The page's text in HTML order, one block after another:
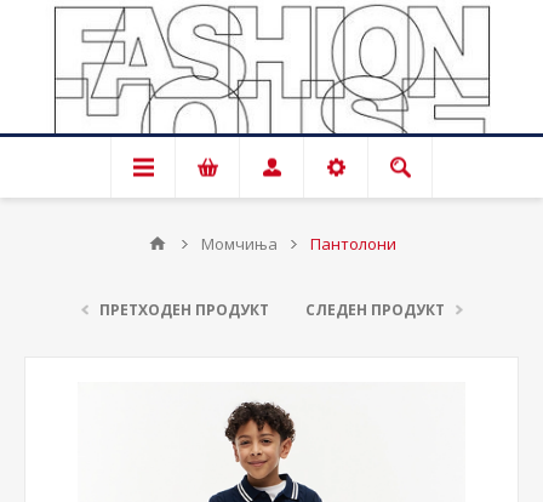
Момчиња Пантолони
ПРЕТХОДЕН ПРОДУКТ СЛЕДЕН ПРОДУКТ